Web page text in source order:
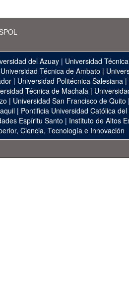
del Azuay | Universidad
Universidad Técnica de Ambato |
| Universidad Politécnica Salesiana|
Técnica de Machala |
| Universidad San Francisco de Quito |
| Pontificia Universidad Católica
Espíritu Santo | Instituto de Altos
Ciencia, Tecnología e Innovación